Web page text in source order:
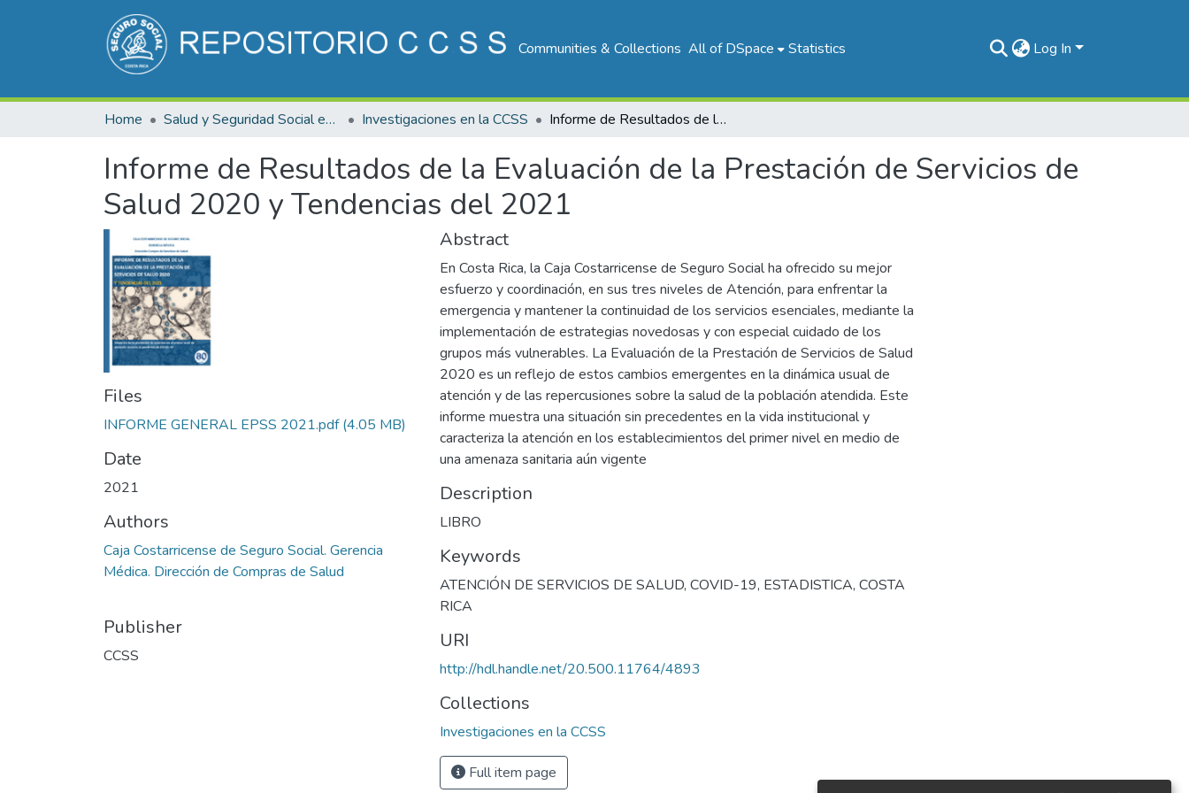
Communities & Collections All of DSpace Statistics Log In
Home Salud y Seguridad Social en Costa Rica Investigaciones en la CCSS Informe de Resultados de la Evaluación de la Prestación de Servicios de Salud 2020 y Tendencias del 2021
Informe de Resultados de la Evaluación de la Prestación de Servicios de
Salud 2020 y Tendencias del 2021
Files
INFORME GENERAL EPSS 2021.pdf(4.05 MB)
Date
2021
Authors
Caja Costarricense de Seguro Social. Gerencia
Médica. Dirección de Compras de Salud
Publisher
CCSS
Abstract
En Costa Rica, la Caja Costarricense de Seguro Social ha ofrecido su mejor
esfuerzo y coordinación, en sus tres niveles de Atención, para enfrentar la
emergencia y mantener la continuidad de los servicios esenciales, mediante la
implementación de estrategias novedosas y con especial cuidado de los
grupos más vulnerables. La Evaluación de la Prestación de Servicios de Salud
2020 es un reflejo de estos cambios emergentes en la dinámica usual de
atención y de las repercusiones sobre la salud de la población atendida. Este
informe muestra una situación sin precedentes en la vida institucional y
caracteriza la atención en los establecimientos del primer nivel en medio de
una amenaza sanitaria aún vigente
Description
LIBRO
Keywords
ATENCIÓN DE SERVICIOS DE SALUD, COVID-19, ESTADISTICA, COSTA
RICA
URI
http://hdl.handle.net/20.500.11764/4893
Collections
Investigaciones en la CCSS
Full item page